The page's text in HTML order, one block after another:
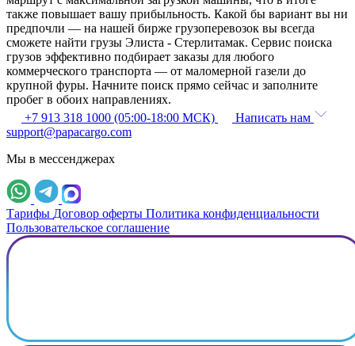
также повышает вашу прибыльность. Какой бы вариант вы ни
предпочли — на нашей бирже грузоперевозок вы всегда
сможете найти грузы Элиста - Стерлитамак. Сервис поиска
грузов эффективно подбирает заказы для любого
коммерческого транспорта — от маломерной газели до
крупной фуры. Начните поиск прямо сейчас и заполните
пробег в обоих направлениях.
+7 913 318 1000 (05:00-18:00 МСК)
Написать нам
support@papacargo.com
Мы в мессенджерах
Тарифы Договор оферты Политика конфиденциальности
Пользовательское соглашение